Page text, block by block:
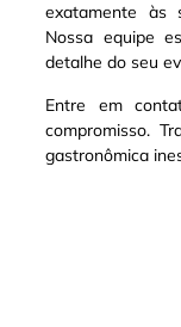
exatamente às
Nossa equipe
detalhe do seu
Entre em
compromisso.
gastronômica